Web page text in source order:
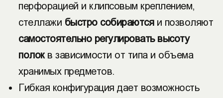
перфорацией и клипсовым креплением,
стеллажи быстро собираютсяи позволяют
самостоятельно регулировать высоту
полокв зависимости от типа и объема
хранимых предметов.
Гибкая конфигурация дает возможность